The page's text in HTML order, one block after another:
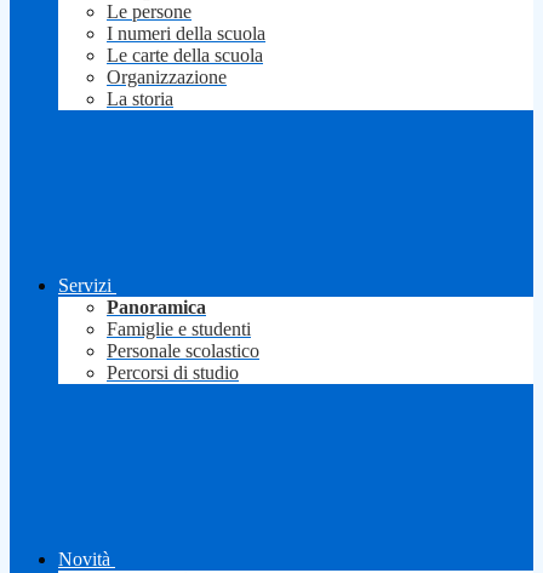
Le persone
I numeri della scuola
Le carte della scuola
Organizzazione
La storia
Servizi
Panoramica
Famiglie e studenti
Personale scolastico
Percorsi di studio
Novità